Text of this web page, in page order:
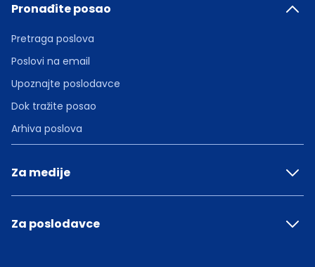
Pronađite posao
Pretraga poslova
Poslovi na email
Upoznajte poslodavce
Dok tražite posao
Arhiva poslova
Za medije
Za poslodavce